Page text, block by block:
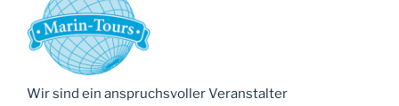
Wir sind ein anspruchsvoller Veranstalter